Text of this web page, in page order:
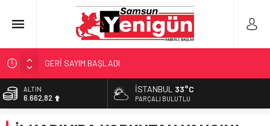
GERİ SAYIM BAŞLADI
SAMSUNSPOR’DA HEDEF 5’İNCİLİK!
‘BAFRA’YA YATIRIM YAPIN!’
ALTIN
6.662,82
İSTANBUL 33°C
PARÇALI BULUTLU